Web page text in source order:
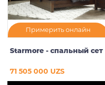
Примерить онлайн
Starmore - спальный сет
71 505 000 UZS